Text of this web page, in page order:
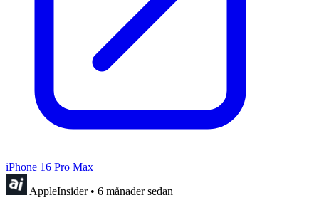
iPhone 16 Pro Max
AppleInsider • 6 månader sedan